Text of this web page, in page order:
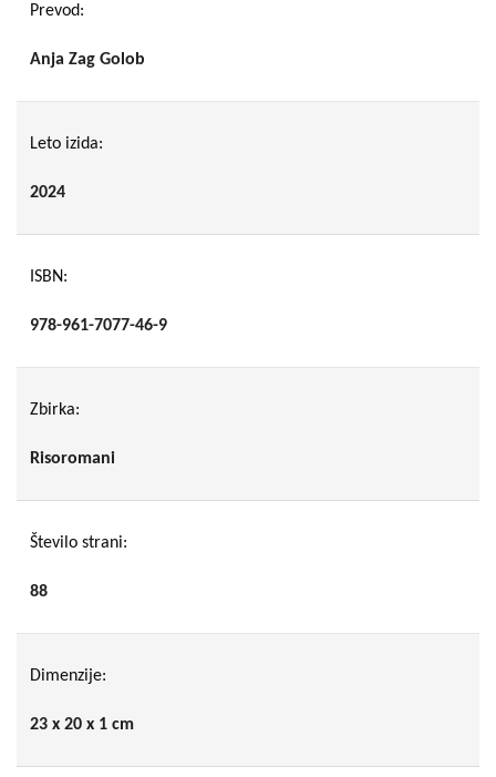
Prevod:
Anja Zag Golob
Leto izida:
2024
ISBN:
978-961-7077-46-9
Zbirka:
Risoromani
Število strani:
88
Dimenzije:
23 x 20 x 1 cm